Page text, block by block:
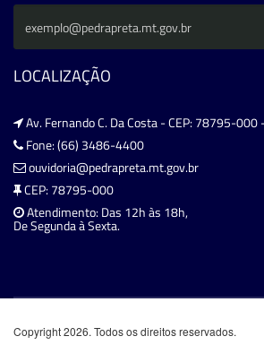
LOCALIZAÇÃO
Av. Fernando C. Da Costa - CEP: 78795-
Fone: (66) 3486-4400
ouvidoria@pedrapreta.mt.gov.br
CEP: 78795-000
Atendimento: Das 12h às 18h,
De Segunda à Sexta.
Copyright 2026. Todos os direitos reservados.